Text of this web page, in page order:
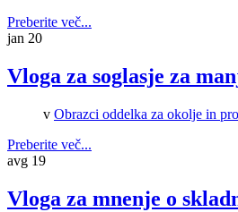
Preberite več...
jan 20
Vloga za soglasje za
v Obrazci oddelka za okolje in
Preberite več...
avg 19
Vloga za mnenje o